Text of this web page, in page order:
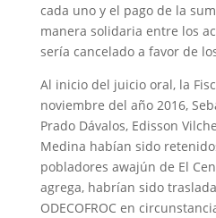
cada uno y el pago de la
manera solidaria entre los
sería cancelado a favor de
Al inicio del juicio oral, la
noviembre del año 2016,
Prado Dávalos, Edisson
Medina habían sido
pobladores awajún de El
agrega, habrían sido
ODECOFROC en